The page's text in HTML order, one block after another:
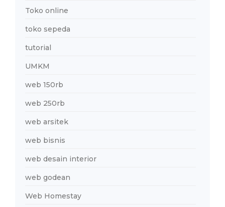
Toko online
toko sepeda
tutorial
UMKM
web 150rb
web 250rb
web arsitek
web bisnis
web desain interior
web godean
Web Homestay